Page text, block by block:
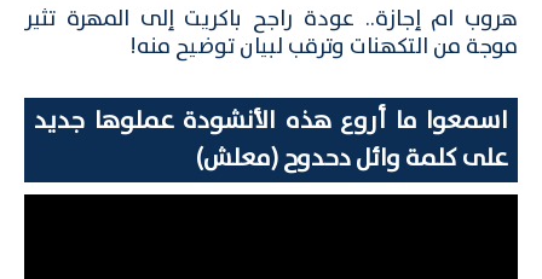
هروب ام إجازة.. عودة راجح باكريت إلى المهرة تثير
موجة من التكهنات وترقب لبيان توضيح منه!
اسمعوا ما أروع هذه الأنشودة عملوها جديد
على كلمة وائل دحدوح (معلش)